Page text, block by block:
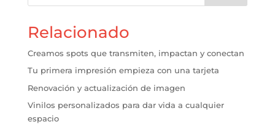
Relacionado
Creamos spots que transmiten, impactan y conectan
Tu primera impresión empieza con una tarjeta
Renovación y actualización de imagen
Vinilos personalizados para dar vida a cualquier
espacio